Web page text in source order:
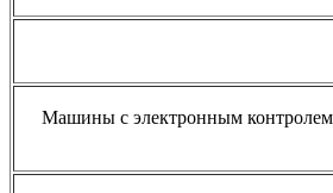
Машины с электронным контролем